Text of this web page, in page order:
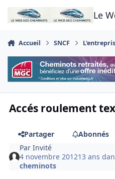
Aller au contenu
Le
Accueil SNCF
Accés roulement
Partager
Abonnés
ParInvité
4 novembre 201213 ans
cheminots